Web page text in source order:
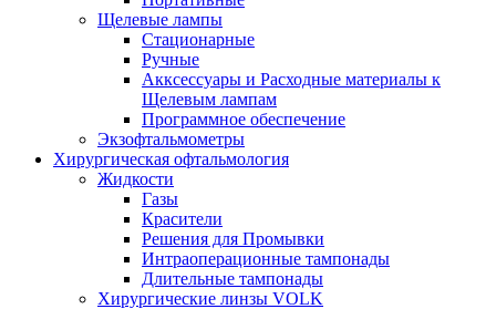
Щелевые лампы
Стационарные
Ручные
Акксессуары и Расходные материалы к
Щелевым лампам
Программное обеспечение
Экзофтальмометры
Хирургическая офтальмология
Жидкости
Газы
Красители
Решения для Промывки
Интраоперационные тампонады
Длительные тампонады
Хирургические линзы VOLK